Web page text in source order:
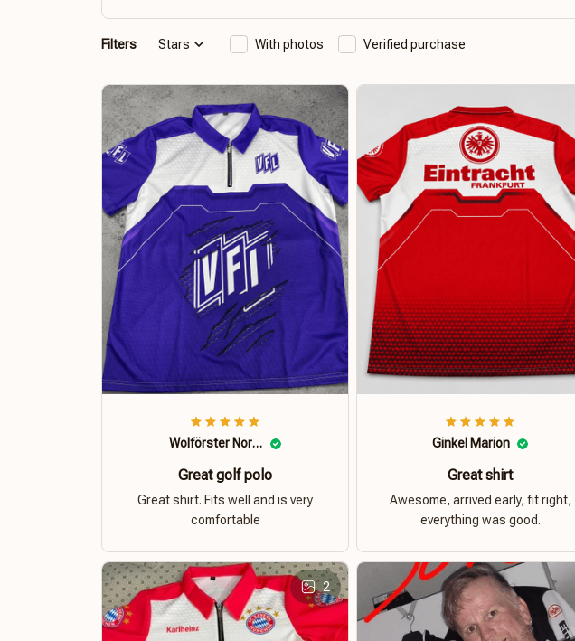
Filters Stars With photos Verified purchase
Wolförster Norbert
Great golf polo
Great shirt. Fits well and is very
comfortable
Ginkel Marion
Great shirt
Awesome, arrived early, fit right,
everything was good.
2